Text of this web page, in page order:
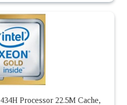
Processor 22.5M Cache,